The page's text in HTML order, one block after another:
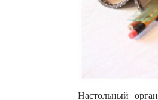
Настольный